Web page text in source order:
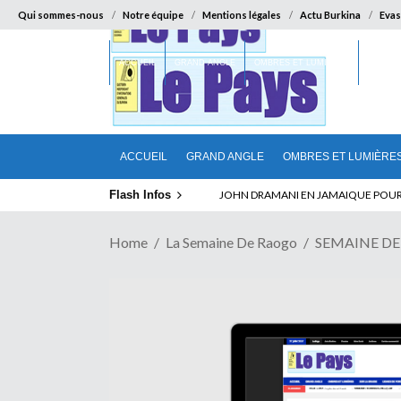
Qui sommes-nous Notre équipe Mentions légales Actu Burkina
ACCUEIL GRAND ANGLE OMBRES ET
ACCUEIL GRAND ANGLE OMBRES ET LUMIÈRES
Flash Infos JOHN DRAMANI EN JAMAIQUE
ELECTION DE TALON A LA TETE
Home La Semaine De Raogo SEMAINE